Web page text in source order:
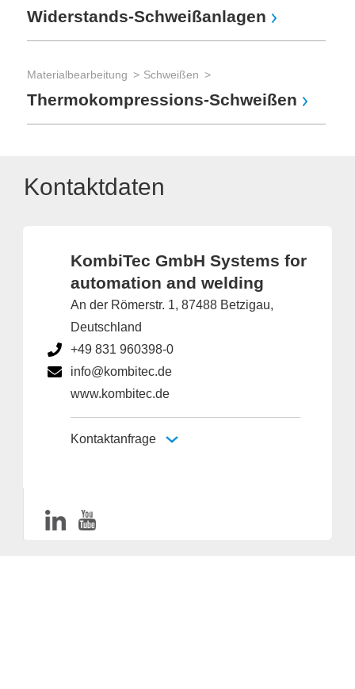
Widerstands-Schweißanlagen
Materialbearbeitung Schweißen
Thermokompressions-Schweißen
Kontaktdaten
KombiTec GmbH Systems for
automation and welding
An der Römerstr. 1, 87488 Betzigau,
Deutschland
+49 831 960398-0
info@kombitec.de
www.kombitec.de
Kontaktanfrage